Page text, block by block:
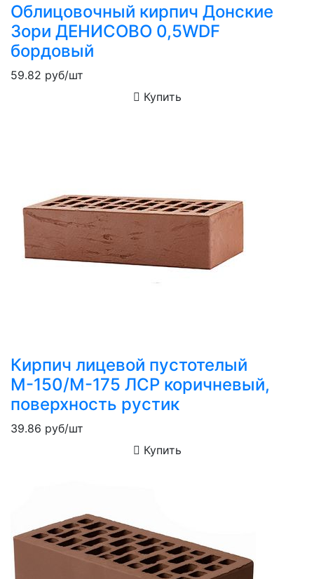
Облицовочный кирпич Донские
Зори ДЕНИСОВО 0,5WDF
бордовый
59.82 руб/шт
Купить
Кирпич лицевой пустотелый
М-150/М-175 ЛСР коричневый,
поверхность рустик
39.86 руб/шт
Купить